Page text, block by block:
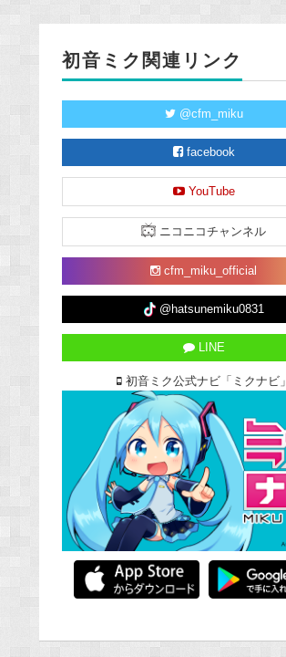
初音ミク関連リンク
@cfm_miku
facebook
YouTube
ニコニコチャンネル
cfm_miku_official
@hatsunemiku0831
LINE
初音ミク公式ナビ「ミクナビ」